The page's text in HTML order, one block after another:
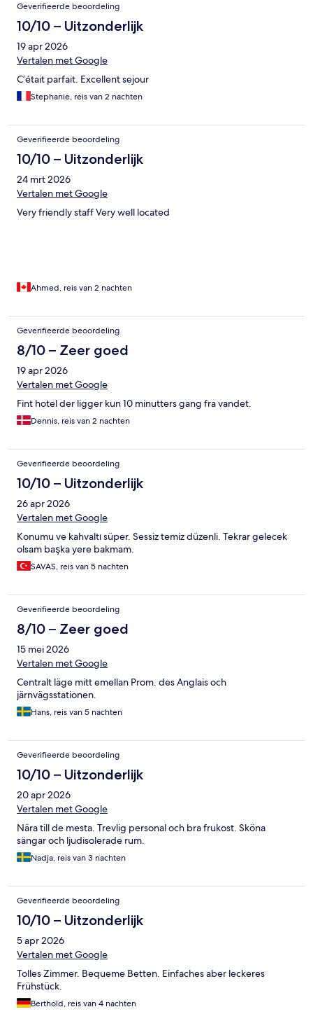
Geverifieerde beoordeling
10/10 – Uitzonderlijk
19 apr 2026
Vertalen met Google
C’était parfait. Excellent sejour
Stephanie, reis van 2 nachten
Geverifieerde beoordeling
10/10 – Uitzonderlijk
24 mrt 2026
Vertalen met Google
Very friendly staff Very well located
Ahmed, reis van 2 nachten
Geverifieerde beoordeling
8/10 – Zeer goed
19 apr 2026
Vertalen met Google
Fint hotel der ligger kun 10 minutters gang fra vandet.
Dennis, reis van 2 nachten
Geverifieerde beoordeling
10/10 – Uitzonderlijk
26 apr 2026
Vertalen met Google
Konumu ve kahvaltı süper. Sessiz temiz düzenli. Tekrar gelecek
olsam başka yere bakmam.
SAVAS, reis van 5 nachten
Geverifieerde beoordeling
8/10 – Zeer goed
15 mei 2026
Vertalen met Google
Centralt läge mitt emellan Prom. des Anglais och
järnvägsstationen.
Hans, reis van 5 nachten
Geverifieerde beoordeling
10/10 – Uitzonderlijk
20 apr 2026
Vertalen met Google
Nära till de mesta. Trevlig personal och bra frukost. Sköna
sängar och ljudisolerade rum.
Nadja, reis van 3 nachten
Geverifieerde beoordeling
10/10 – Uitzonderlijk
5 apr 2026
Vertalen met Google
Tolles Zimmer. Bequeme Betten. Einfaches aber leckeres
Frühstück.
Berthold, reis van 4 nachten